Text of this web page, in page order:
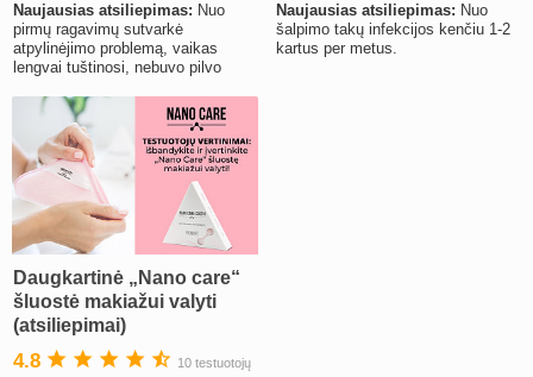
Naujausias atsiliepimas: Nuo
pirmų ragavimų sutvarkė
atpylinėjimo problemą, vaikas
lengvai tuštinosi, nebuvo pilvo
Naujausias atsiliepimas: Nuo
šalpimo takų infekcijos kenčiu 1-2
kartus per metus.
Daugkartinė „Nano care“
šluostė makiažui valyti
(atsiliepimai)
4.8
10 testuotojų